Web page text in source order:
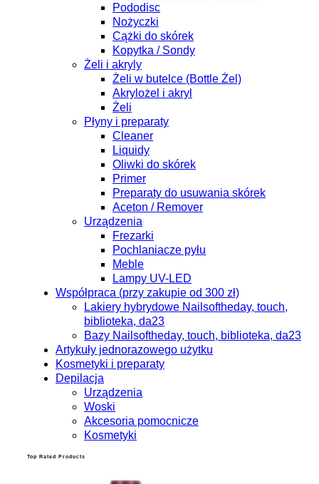
Pododisc
Nożyczki
Cążki do skórek
Kopytka / Sondy
Żeli i akryly
Żeli w butelce (Bottle Żel)
Akrylożel i akryl
Żeli
Płyny i preparaty
Cleaner
Liquidy
Oliwki do skórek
Primer
Preparaty do usuwania skórek
Aceton / Remover
Urządzenia
Frezarki
Pochlaniacze pyłu
Meble
Lampy UV-LED
Współpraca (przy zakupie od 300 zł)
Lakiery hybrydowe Nailsoftheday, touch,
biblioteka, da23
Bazy Nailsoftheday, touch, biblioteka, da23
Artykuły jednorazowego użytku
Kosmetyki i preparaty
Depilacja
Urządzenia
Woski
Akcesoria pomocnicze
Kosmetyki
Top Rated Products